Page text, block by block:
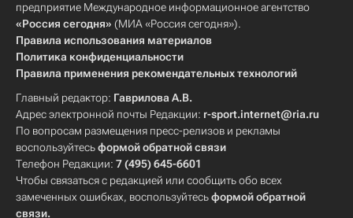
предприятие Международное информационное агентство
«Россия сегодня» (МИА «Россия сегодня»).
Правила использования материалов
Политика конфиденциальности
Правила применения рекомендательных технологий
Главный редактор: Гаврилова А.В.
Адрес электронной почты Редакции: r-sport.internet@ria.ru
По вопросам размещения пресс-релизов и рекламы
воспользуйтесьформой обратной связи
Телефон Редакции: 7 (495) 645-6601
Чтобы связаться с редакцией или сообщить обо всех
замеченных ошибках, воспользуйтесьформой обратной
связи.